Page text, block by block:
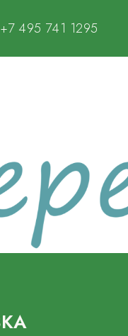
+7 495 741 1295